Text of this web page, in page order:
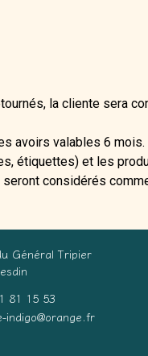
la cliente sera
avoirs valables 6 mois.
étiquettes) et les
considérés
Général Tripier
81 15 53
indigo@orange.fr